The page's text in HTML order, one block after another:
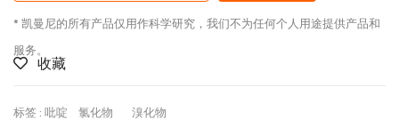
* 凯曼尼的所有产品仅用作科学研究，我们不为任何个人用途提供产品和
服务。
收藏
标签 : 吡啶 氯化物
溴化物